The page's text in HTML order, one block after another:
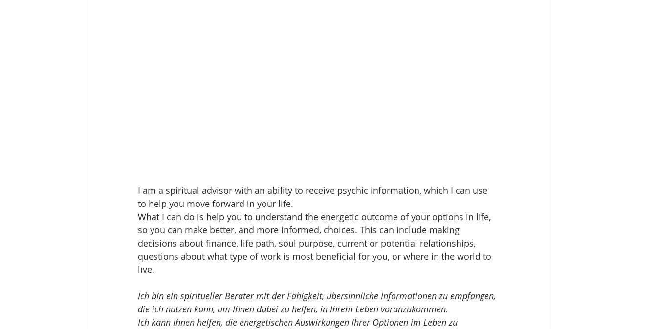
I am a spiritual advisor with an ability to receive psychic information, which I can use
to help you move forward in your life.
What I can do is help you to understand the energetic outcome of your options in life,
so you can make better, and more informed, choices. This can include making
decisions about finance, life path, soul purpose, current or potential relationships,
questions about what type of work is most beneficial for you, or where in the world to
live.
Ich bin ein spiritueller Berater mit der Fähigkeit, übersinnliche Informationen zu empfangen,
die ich nutzen kann, um Ihnen dabei zu helfen, in Ihrem Leben voranzukommen.
Ich kann Ihnen helfen, die energetischen Auswirkungen Ihrer Optionen im Leben zu